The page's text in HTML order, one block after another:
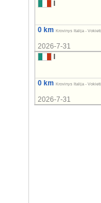
0 km
Krovinys Italija -
2026-7-31
0 km
Krovinys Italija -
2026-7-31